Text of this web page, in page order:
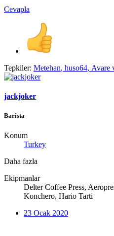
Cevapla
Tepkiler: Metehan, huso64, Avare
jackjoker
Barista
Konum
Turkey
Daha fazla
Ekipmanlar
Delter Coffee Press,
Konchero, Hario Tarti
23 Ocak 2020